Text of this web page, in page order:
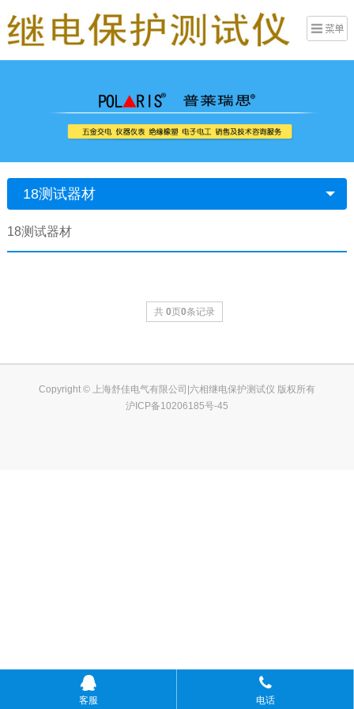
18测试器材
18测试器材
共0页0条记录
Copyright © 上海舒佳电气有限公司|六相继电保护测试仪 版权所有
沪ICP备10206185号-45
客服 电话